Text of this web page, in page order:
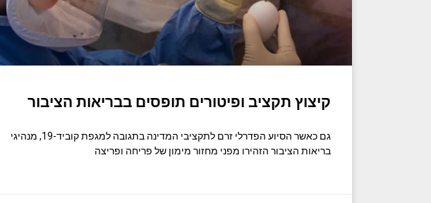
קיצוץ תקציב ופיטורים תופסים בבריאות הציבור
גם כאשר הסיוע הפדרלי זרם לתקציבי המדינה בתגובה למגפת קוביד-19, מנהיגי
בריאות הציבור הזהירו מפני מחזור מימון של פריחה ופריצה